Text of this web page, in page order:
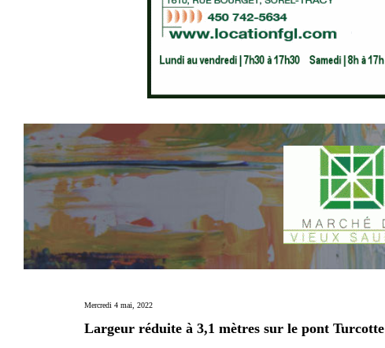
Mercredi 4 mai, 2022
Largeur réduite à 3,1 mètres sur le pont Turcotte